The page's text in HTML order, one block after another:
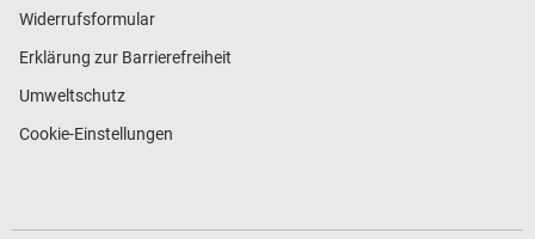
Widerrufsformular
Erklärung zur Barrierefreiheit
Umweltschutz
Cookie-Einstellungen